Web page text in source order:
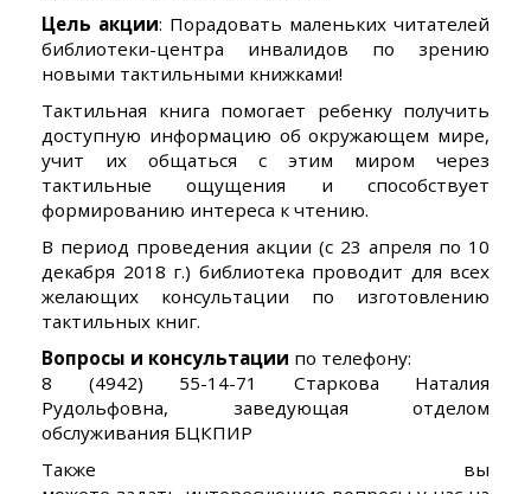
Цель акции: Порадовать маленьких читателей
библиотеки-центра инвалидов по зрению
новыми тактильными книжками!
Тактильная книга помогает ребенку получить
доступную информацию об окружающем мире,
учит их общаться с этим миром через
тактильные ощущения и способствует
формированию интереса к чтению.
В период проведения акции (с 23 апреля по 10
декабря 2018 г.) библиотека проводит для всех
желающих консультации по изготовлению
тактильных книг.
Вопросы и консультации по телефону:
8 (4942) 55-14-71 Старкова Наталия
Рудольфовна, заведующая отделом
обслуживания БЦКПИР
Также вы